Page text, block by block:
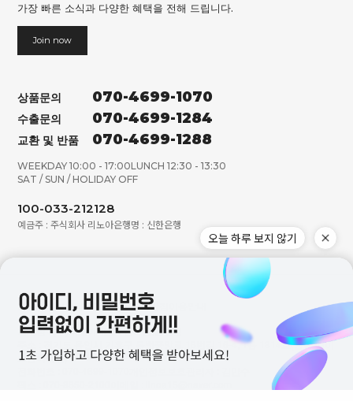
가장 빠른 소식과 다양한 혜택을 전해 드립니다.
Join now
상품문의 070-4699-1070
수출문의 070-4699-1284
교환 및 반품 070-4699-1288
WEEKDAY 10:00 - 17:00LUNCH 12:30 - 13:30
SAT / SUN / HOLIDAY OFF
100-033-212128
예금주 : 주식회사 리노아은행명 : 신한은행
회사소개 이용약관 개인정보취급방침
회사명 : (주)리노아대표 : 김숙정,김은정
주소 : 경기도 용인시 기흥구 동백중앙로 16번길 16-4, 1동 1814호(중동 에이
스동백타워)